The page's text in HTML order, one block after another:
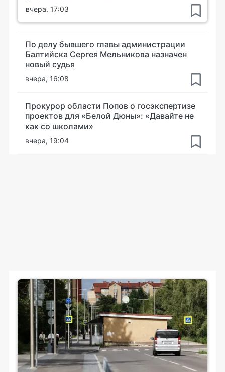
вчера, 17:03
По делу бывшего главы администрации
Балтийска Сергея Мельникова назначен
новый судья
вчера, 16:08
Прокурор области Попов о госэкспертизе
проектов для «Белой Дюны»: «Давайте не
как со школами»
вчера, 19:04